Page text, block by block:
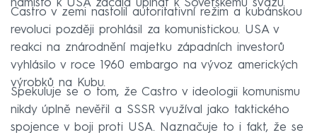
namísto k USA začala upínat k Sovětskému svazu.
Castro v zemi nastolil autoritativní režim a kubánskou
revoluci později prohlásil za komunistickou. USA v
reakci na znárodnění majetku západních investorů
vyhlásilo v roce 1960 embargo na vývoz amerických
výrobků na Kubu.
Spekuluje se o tom, že Castro v ideologii komunismu
nikdy úplně nevěřil a SSSR využíval jako taktického
spojence v boji proti USA. Naznačuje to i fakt, že se